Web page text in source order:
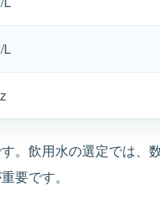
L
。飲用水の選定では、
要です。